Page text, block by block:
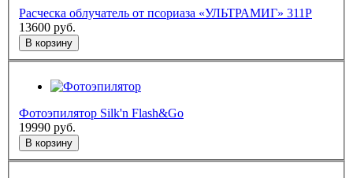
Расческа облучатель от псориаза «УЛЬТРАМИГ» 311Р
13600 руб.
В корзину
Фотоэпилятор Silk'n Flash&Go
19990 руб.
В корзину